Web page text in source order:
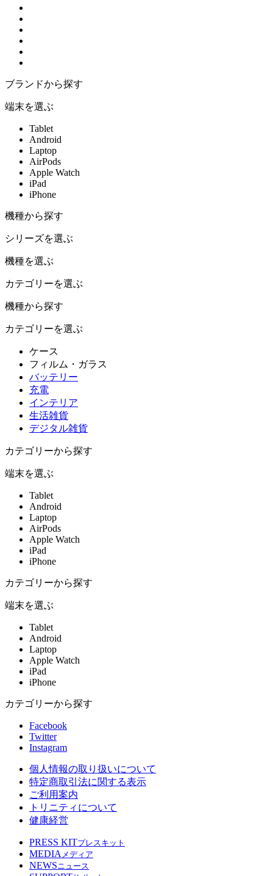
ブランドから探す
端末を選ぶ
Tablet
Android
Laptop
AirPods
Apple Watch
iPad
iPhone
機種から探す
シリーズを選ぶ
機種を選ぶ
カテゴリーを選ぶ
機種から探す
カテゴリーを選ぶ
ケース
フィルム・ガラス
バッテリー
充電
インテリア
生活雑貨
デジタル雑貨
カテゴリーから探す
端末を選ぶ
Tablet
Android
Laptop
AirPods
Apple Watch
iPad
iPhone
カテゴリーから探す
端末を選ぶ
Tablet
Android
Laptop
Apple Watch
iPad
iPhone
カテゴリーから探す
Facebook
Twitter
Instagram
個人情報の取り扱いについて
特定商取引法に関する表示
ご利用案内
トリニティについて
健康経営
PRESS KITプレスキット
MEDIA メディア
NEWS ニュース